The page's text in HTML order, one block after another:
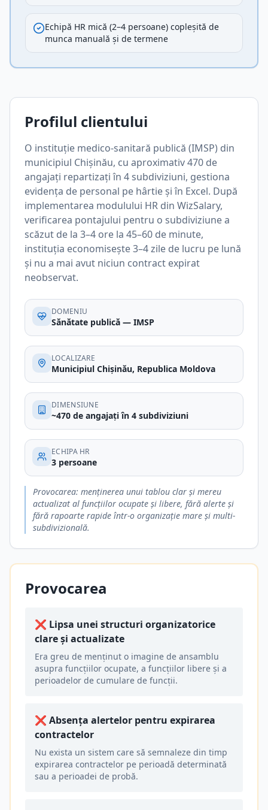
Echipă HR mică (2–4 persoane) copleșită de
munca manuală și de termene
Profilul clientului
O instituție medico-sanitară publică (IMSP) din
municipiul Chișinău, cu aproximativ 470 de
angajați repartizați în 4 subdiviziuni, gestiona
evidența de personal pe hârtie și în Excel. După
implementarea modulului HR din WizSalary,
verificarea pontajului pentru o subdiviziune a
scăzut de la 3–4 ore la 45–60 de minute,
instituția economisește 3–4 zile de lucru pe lună
și nu a mai avut niciun contract expirat
neobservat.
DOMENIU
Sănătate publică — IMSP
LOCALIZARE
Municipiul Chișinău, Republica Moldova
DIMENSIUNE
~470 de angajați în 4 subdiviziuni
ECHIPA HR
3 persoane
Provocarea: menținerea unui tablou clar și mereu
actualizat al funcțiilor ocupate și libere, fără alerte și
fără rapoarte rapide într-o organizație mare și multi-
subdivizională.
Provocarea
❌ Lipsa unei structuri organizatorice
clare și actualizate
Era greu de menținut o imagine de ansamblu
asupra funcțiilor ocupate, a funcțiilor libere și a
perioadelor de cumulare de funcții.
❌ Absența alertelor pentru expirarea
contractelor
Nu exista un sistem care să semnaleze din timp
expirarea contractelor pe perioadă determinată
sau a perioadei de probă.